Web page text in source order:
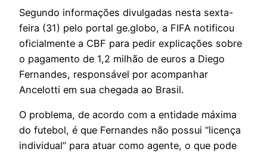
Segundo informações divulgadas nesta sexta-
feira (31) pelo portal ge.globo, a FIFA notificou
oficialmente a CBF para pedir explicações sobre
o pagamento de 1,2 milhão de euros a Diego
Fernandes, responsável por acompanhar
Ancelotti em sua chegada ao Brasil.
O problema, de acordo com a entidade máxima
do futebol, é que Fernandes não possui “licença
individual” para atuar como agente, o que pode